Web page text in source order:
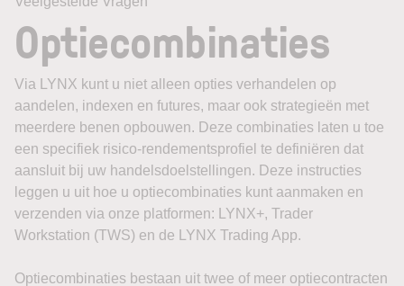
Optiecombinaties
Via LYNX kunt u niet alleen opties verhandelen op
aandelen, indexen en futures, maar ook strategieën met
meerdere benen opbouwen. Deze combinaties laten u toe
een specifiek risico-rendementsprofiel te definiëren dat
aansluit bij uw handelsdoelstellingen. Deze instructies
leggen u uit hoe u optiecombinaties kunt aanmaken en
verzenden via onze platformen: LYNX+, Trader
Workstation (TWS) en de LYNX Trading App.
Optiecombinaties bestaan uit twee of meer optiecontracten